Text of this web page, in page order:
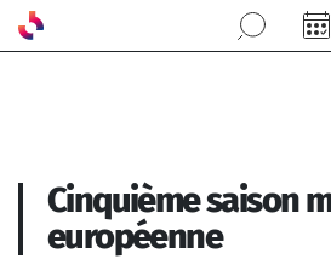
Aller au contenu principal
Cinquième saison
européenne